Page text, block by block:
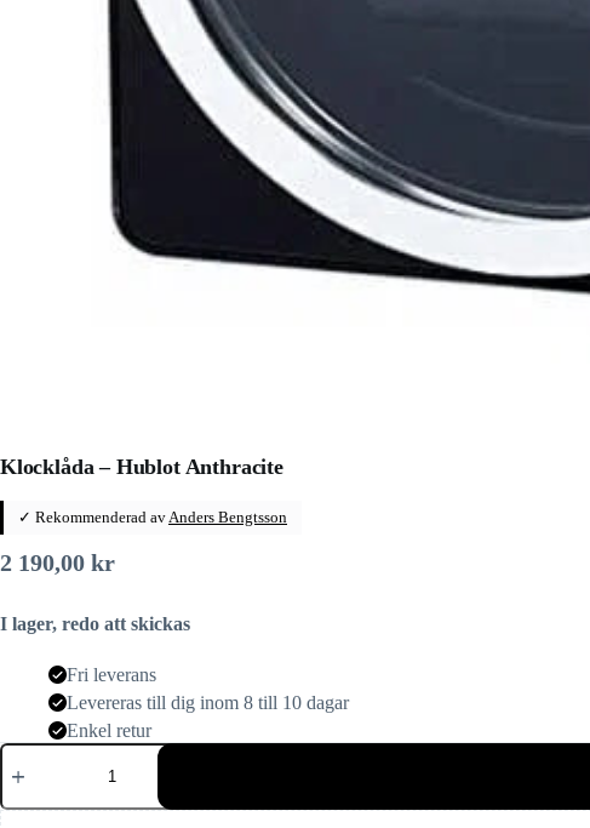
Klocklåda – Hublot Anthracite
✓ Rekommenderad av Anders Bengtsson
2 190,00 kr
I lager, redo att skickas
Fri leverans
Levereras till dig inom 8 till 10 dagar
Enkel retur
Klocklåda
Anthracite